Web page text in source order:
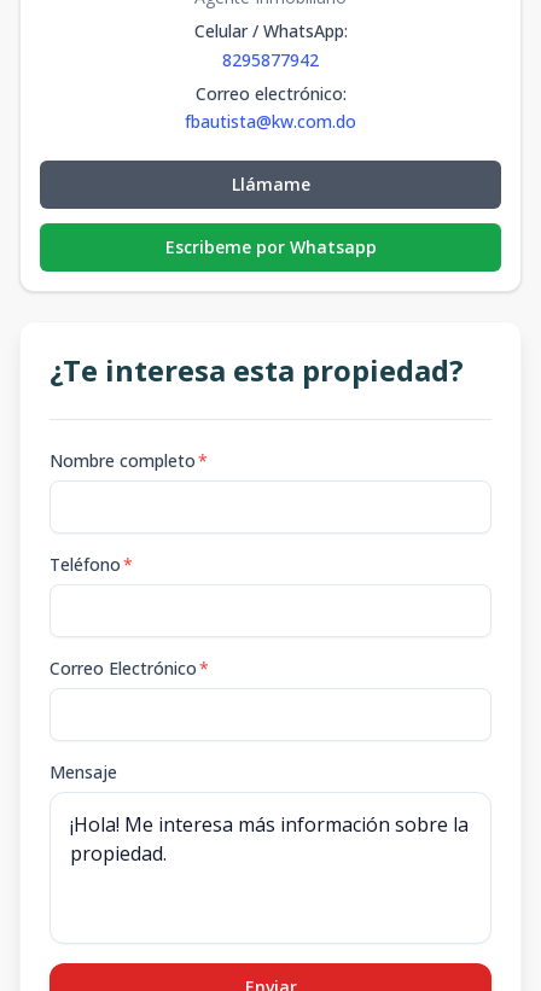
Celular / WhatsApp:
8295877942
Correo electrónico:
fbautista@kw.com.do
Llámame
Escribeme por Whatsapp
¿Te interesa esta propiedad?
Nombre completo*
Teléfono*
Correo Electrónico*
Mensaje